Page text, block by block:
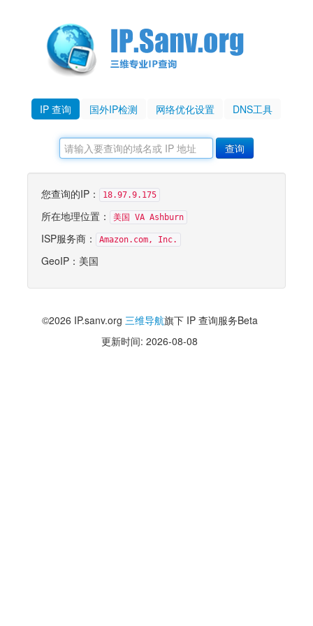
IP 查询 国外IP检测 网络优化设置 DNS工具
您查询的IP： 18.97.9.175
所在地理位置： 美国 VA Ashburn
ISP服务商： Amazon.com, Inc.
GeoIP：美国
©2026 IP.sanv.org 三维导航旗下 IP 查询服务Beta
更新时间: 2026-08-08